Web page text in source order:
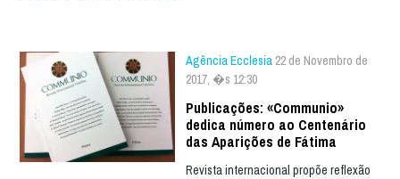
Agência Ecclesia 22 de Novembro de
2017, �s 12:30
Publicações: «Communio»
dedica número ao Centenário
das Aparições de Fátima
Revista internacional propõe reflexão